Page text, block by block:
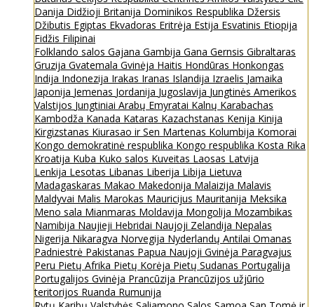
Danija Didžioji Britanija Dominikos Respublika Džersis
Džibutis Egiptas Ekvadoras Eritrėja Estija Esvatinis Etiopija
Fidžis Filipinai
Folklando salos Gajana Gambija Gana Gernsis Gibraltaras
Gruzija Gvatemala Gvinėja Haitis Hondūras Honkongas
Indija Indonezija Irakas Iranas Islandija Izraelis Jamaika
Japonija Jemenas Jordanija Jugoslavija Jungtinės Amerikos
Valstijos Jungtiniai Arabų Emyratai Kalnų Karabachas
Kambodža Kanada Kataras Kazachstanas Kenija Kinija
Kirgizstanas Kiurasao ir Sen Martenas Kolumbija Komorai
Kongo demokratinė respublika Kongo respublika Kosta Rika
Kroatija Kuba Kuko salos Kuveitas Laosas Latvija
Lenkija Lesotas Libanas Liberija Libija Lietuva
Madagaskaras Makao Makedonija Malaizija Malavis
Maldyvai Malis Marokas Mauricijus Mauritanija Meksika
Meno sala Mianmaras Moldavija Mongolija Mozambikas
Namibija Naujieji Hebridai Naujoji Zelandija Nepalas
Nigerija Nikaragva Norvegija Nyderlandų Antilai Omanas
Padniestrė Pakistanas Papua Naujoji Gvinėja Paragvajus
Peru Pietų Afrika Pietų Korėja Pietų Sudanas Portugalija
Portugalijos Gvinėja Prancūzija Prancūzijos užjūrio
teritorijos Ruanda Rumunija